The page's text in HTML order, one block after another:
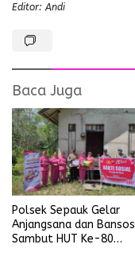
Editor: Andi
Baca Juga
Polsek Sepauk Gelar
Anjangsana dan Bansos
Sambut HUT Ke-80